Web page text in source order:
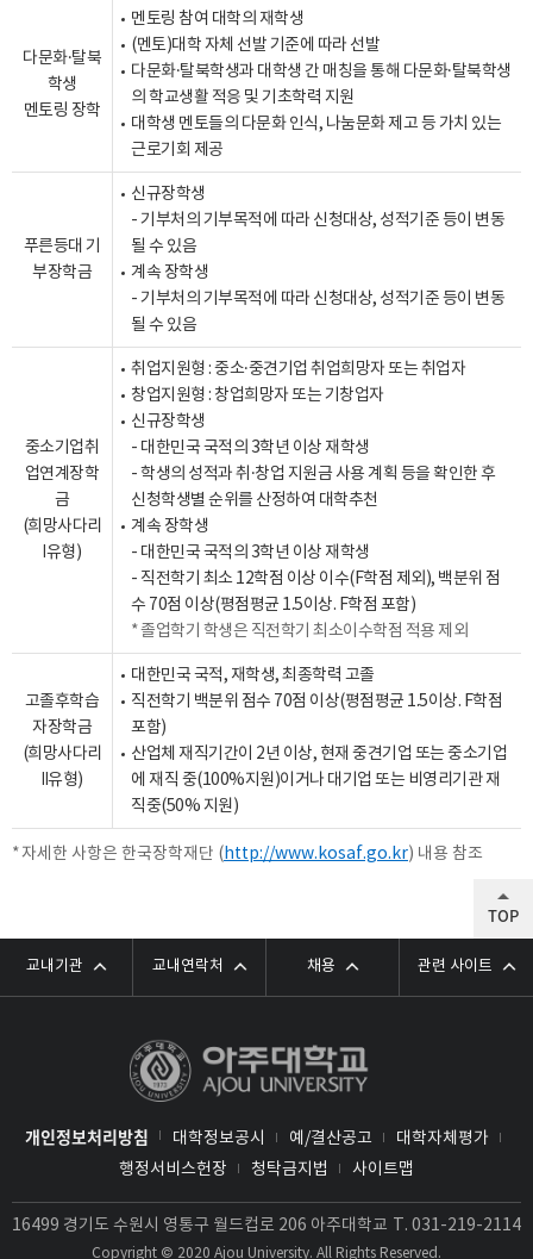
다문화·탈북
학생
멘토링 장학
멘토링 참여 대학의 재학생
(멘토)대학 자체 선발 기준에 따라 선발
다문화·탈북학생과 대학생 간 매칭을 통해 다문화·탈북학생
의 학교생활 적응 및 기초학력 지원
대학생 멘토들의 다문화 인식, 나눔문화 제고 등 가치 있는
근로기회 제공
푸른등대 기
부장학금
신규장학생
- 기부처의 기부목적에 따라 신청대상, 성적기준 등이 변동
될 수 있음
계속 장학생
- 기부처의 기부목적에 따라 신청대상, 성적기준 등이 변동
될 수 있음
중소기업취
업연계장학
금
(희망사다리
Ⅰ유형)
취업지원형 : 중소·중견기업 취업희망자 또는 취업자
창업지원형 : 창업희망자 또는 기창업자
신규장학생
- 대한민국 국적의 3학년 이상 재학생
- 학생의 성적과 취·창업 지원금 사용 계획 등을 확인한 후
신청학생별 순위를 산정하여 대학추천
계속 장학생
- 대한민국 국적의 3학년 이상 재학생
- 직전학기 최소 12학점 이상 이수(F학점 제외), 백분위 점
수 70점 이상(평점평균 1.5이상. F학점 포함)
졸업학기 학생은 직전학기 최소이수학점 적용 제외
고졸후학습
자장학금
(희망사다리
Ⅱ유형)
대한민국 국적, 재학생, 최종학력 고졸
직전학기 백분위 점수 70점 이상(평점평균 1.5이상. F학점
포함)
산업체 재직기간이 2년 이상, 현재 중견기업 또는 중소기업
에 재직 중(100%지원)이거나 대기업 또는 비영리기관 재
직중(50% 지원)
자세한 사항은 한국장학재단 ( http://www.kosaf.go.kr) 내용 참조
교내기관 교내연락처 채용 관련 사이트
개인정보처리방침 대학정보공시 예/결산공고
대학자체평가
행정서비스헌장
청탁금지법 사이트맵
16499 경기도 수원시 영통구 월드컵로 206 아주대학교 T. 031-219-2114
Copyright © 2020 Ajou University. All Rights Reserved.
TOP